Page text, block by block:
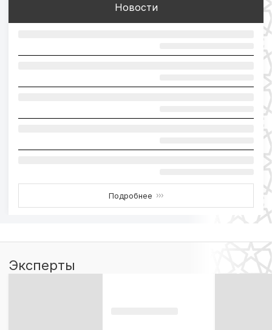
Новости
Подробнее ›››
Эксперты